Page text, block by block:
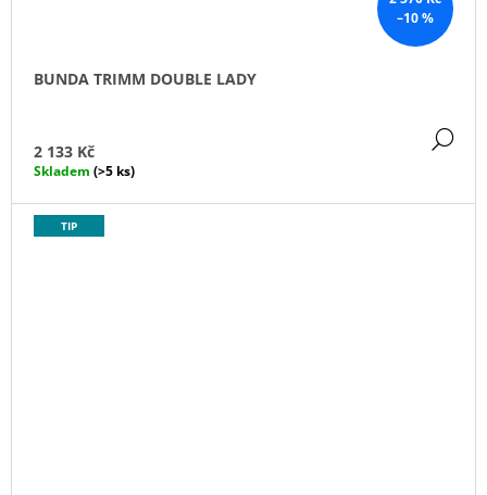
–10 %
BUNDA TRIMM DOUBLE LADY
2 133 Kč
Skladem (>5 ks)
TIP